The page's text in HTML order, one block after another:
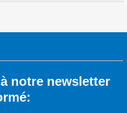
notre newsletter